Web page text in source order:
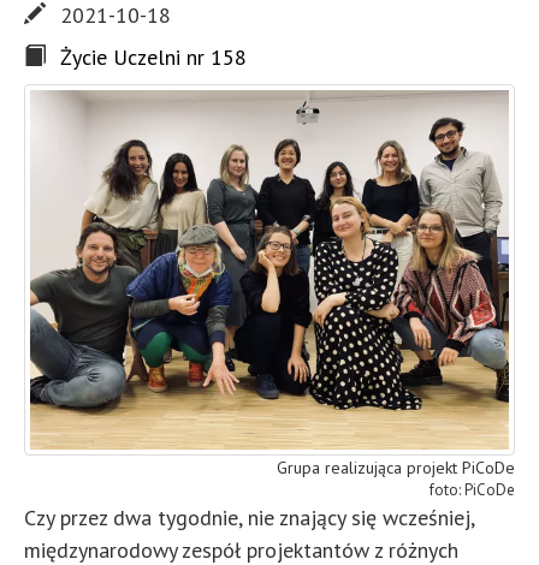
2021-10-18
Życie Uczelni nr 158
Grupa realizująca projekt PiCoDe
PiCoDe
Czy przez dwa tygodnie, nie znający się wcześniej,
międzynarodowy zespół projektantów z różnych